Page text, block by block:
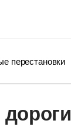
перестановки